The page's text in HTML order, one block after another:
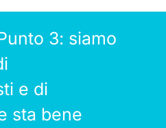
3: siamo
e di
sta bene